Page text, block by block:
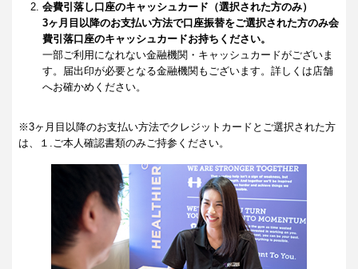
会費引落し口座のキャッシュカード（選択された方のみ）
3ヶ月目以降のお支払い方法で口座振替をご選択された方のみ会
費引落口座のキャッシュカードお持ちください。
一部ご利用になれない金融機関・キャッシュカードがございま
す。届出印が必要となる金融機関もございます。詳しくは店舗
へお確かめください。
※3ヶ月目以降のお支払い方法でクレジットカードとご選択された方
は、１.ご本人確認書類のみご持参ください。